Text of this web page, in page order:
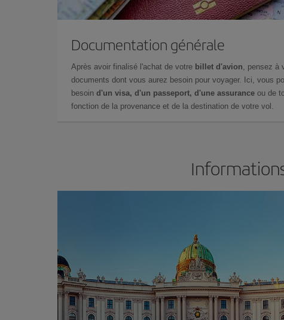
Documentation générale
Après avoir finalisé l'achat de votre billet d'avion, pensez à
documents dont vous aurez besoin pour voyager. Ici, vous
besoin d'un visa, d'un passeport, d'une assurance ou de
fonction de la provenance et de la destination de votre vol.